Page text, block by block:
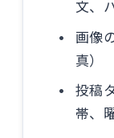
文、
画像
真）
投稿
帯、